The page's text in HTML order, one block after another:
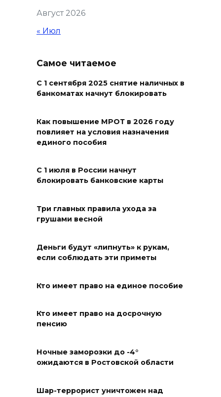
Сносить нельзя, сохранять
Рувинского от запустения
08 августа 2026 14:04
поджег газ в квартире
бывшей жены, эвакуированы
7 человек
с Днем физкультурника
Ростовчане оказались среди
Новороссийске
В Ростовской области
техногенных пожаров и 30
возгораний растительности
Август 2026
« Июл
Самое читаемое
С 1 сентября 2025 снятие наличных в
банкоматах начнут блокировать
Как повышение МРОТ в 2026 году
повлияет на условия назначения
единого пособия
С 1 июля в России начнут
блокировать банковские карты
Три главных правила ухода за
грушами весной
Деньги будут «липнуть» к рукам,
если соблюдать эти приметы
Кто имеет право на единое пособие
Кто имеет право на досрочную
пенсию
Ночные заморозки до -4°
ожидаются в Ростовской области
Шар-террорист уничтожен над